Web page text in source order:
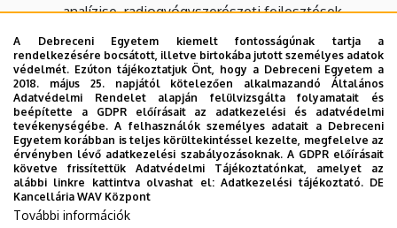
analízise, radiogyógyszerészeti fejlesztések.
Méréstechnika: digitális jelfeldolgozó
processzorok, proc. vezérelt mérőműszerek
fejlesztése és alkalmazása
Kutatást támogató pályázatok: OTKA, TÉT,
TEMPUS, OM, IAEA, PHARE, ROP, RET, NKFP,
NKTH.
Nemzetközi kapcsolatok: IAEA, NIST, CERN,
RWTH-Aachen, KFA-Jülich, BNL
A Debreceni Egyetem kiemelt fontosságúnak tartja a
rendelkezésére bocsátott, illetve birtokába jutott személyes adatok
védelmét. Ezúton tájékoztatjuk Önt, hogy a Debreceni Egyetem a
2018. május 25. napjától kötelezően alkalmazandó Általános
Adatvédelmi Rendelet alapján felülvizsgálta folyamatait és
beépítette a GDPR előírásait az adatkezelési és adatvédelmi
tevékenységébe. A felhasználók személyes adatait a Debreceni
Egyetem korábban is teljes körültekintéssel kezelte, megfelelve az
érvényben lévő adatkezelési szabályozásoknak. A GDPR előírásait
követve frissítettük Adatvédelmi Tájékoztatónkat, amelyet az
alábbi linkre kattintva olvashat el:Adatkezelési tájékoztató. DE
Kancellária WAV Központ
További információk